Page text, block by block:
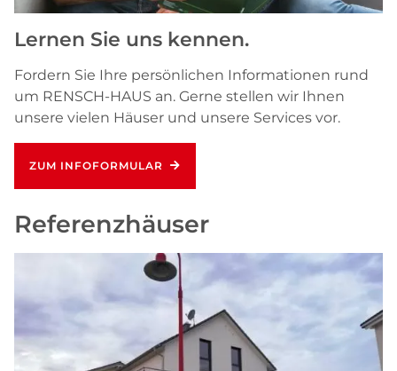
Lernen Sie uns kennen.
Fordern Sie Ihre persönlichen Informationen rund
um RENSCH-HAUS an. Gerne stellen wir Ihnen
unsere vielen Häuser und unsere Services vor.
ZUM INFOFORMULAR
Referenzhäuser